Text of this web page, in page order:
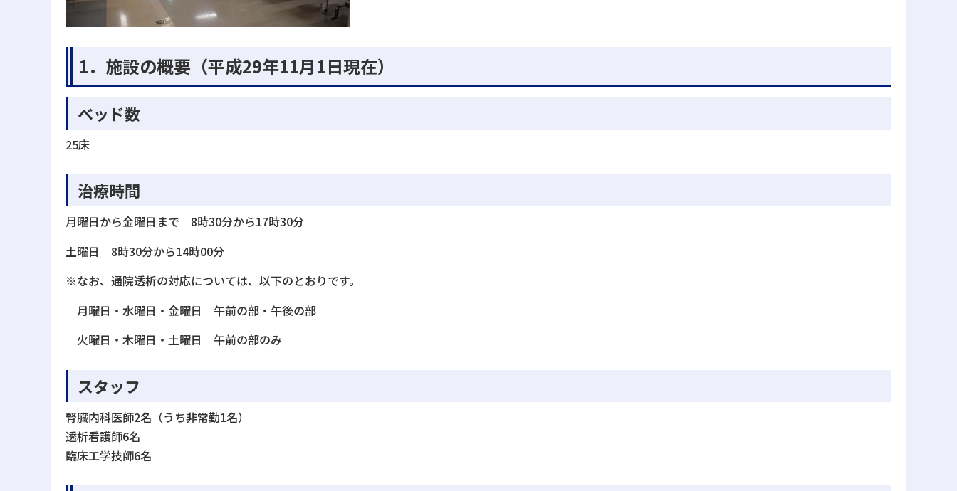
1．施設の概要（平成29年11月1日現在）
ベッド数
25床
治療時間
月曜日から金曜日まで 8時30分から17時30分
土曜日 8時30分から14時00分
※なお、通院透析の対応については、以下のとおりです。
月曜日・水曜日・金曜日 午前の部・午後の部
火曜日・木曜日・土曜日 午前の部のみ
スタッフ
腎臓内科医師2名（うち非常勤1名）
透析看護師6名
臨床工学技師6名